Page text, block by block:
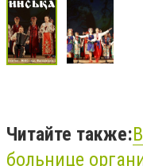
Читайте также:
больнице